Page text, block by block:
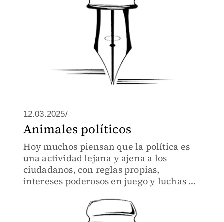
12.03.2025/
Animales políticos
Hoy muchos piensan que la política es
una actividad lejana y ajena a los
ciudadanos, con reglas propias,
intereses poderosos en juego y luchas de
experiencia cotidiana de la gente